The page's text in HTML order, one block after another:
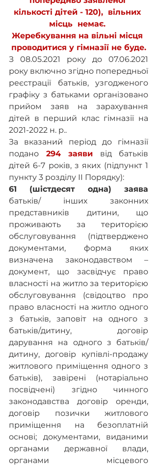
кількості дітей - 120),  вільних
місць  немає.
Жеребкування на вільні місця
проводитися у гімназії не буде.
З 08.05.2021 року до 07.06.2021
року включно згідно попередньої
реєстрації батьків, узгодженого
графіку з батьками організовано
прийом заяв на зарахування
дітей в перший клас гімназії на
2021-2022 н. р..
За вказаний період до гімназії
подано 294 заяви від батьків
дітей 6-7 років, з яких (підпункт 1
пункту 3 розділу ІІ Порядку):
61 (шістдесят одна) заява
батьків/ інших законних
представників дитини, що
проживають за територією
обслуговування (підтверджено
документами, форма яких
визначена законодавством –
документ, що засвідчує право
власності на житло за територією
обслуговування (свідоцтво про
право власності на житло одного
з батьків, заповіт на одного з
батьків/дитину, договір
дарування на одного з батьків/
дитину, договір купівлі-продажу
житлового приміщення одного з
батьків), завірені (нотаріально
посвідчені) згідно чинного
законодавства договір оренди,
договір позички житлового
приміщення на безоплатній
основі; документами, виданими
органами державної влади,
органами місцевого